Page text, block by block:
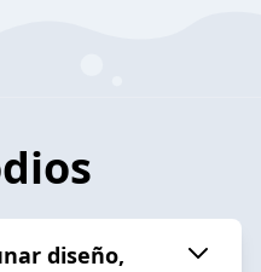
diseño,